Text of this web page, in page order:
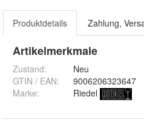
Produktdetails Zahlung,
Artikelmerkmale
Zustand:
Neu
GTIN / EAN:
9006206323647
Marke:
Riedel